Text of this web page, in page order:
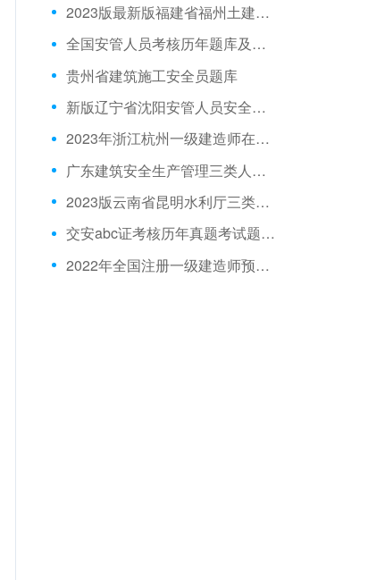
2023版最新版福建省福州土建安全员试题
全国安管人员考核历年题库及重点知识
贵州省建筑施工安全员题库
新版辽宁省沈阳安管人员安全生产知识在线模拟考试历年题库和刷题库
2023年浙江杭州一级建造师在线模拟考试模拟真题
广东建筑安全生产管理三类人员历年题库
2023版云南省昆明水利厅三类人员A证考题
交安abc证考核历年真题考试题库app
2022年全国注册一级建造师预习题